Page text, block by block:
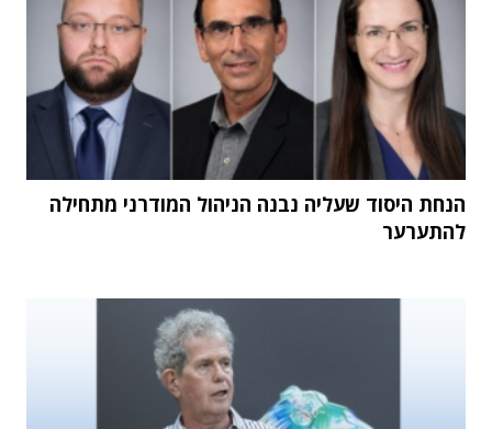
הנחת היסוד שעליה נבנה הניהול המודרני מתחילה
להתערער